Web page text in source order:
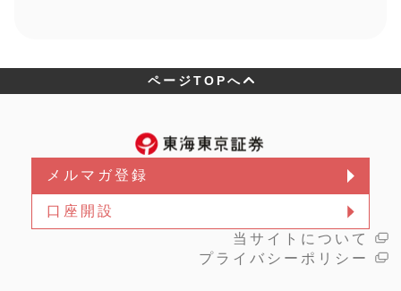
ページTOPへ
メルマガ登録
口座開設
当サイトについて
プライバシーポリシー